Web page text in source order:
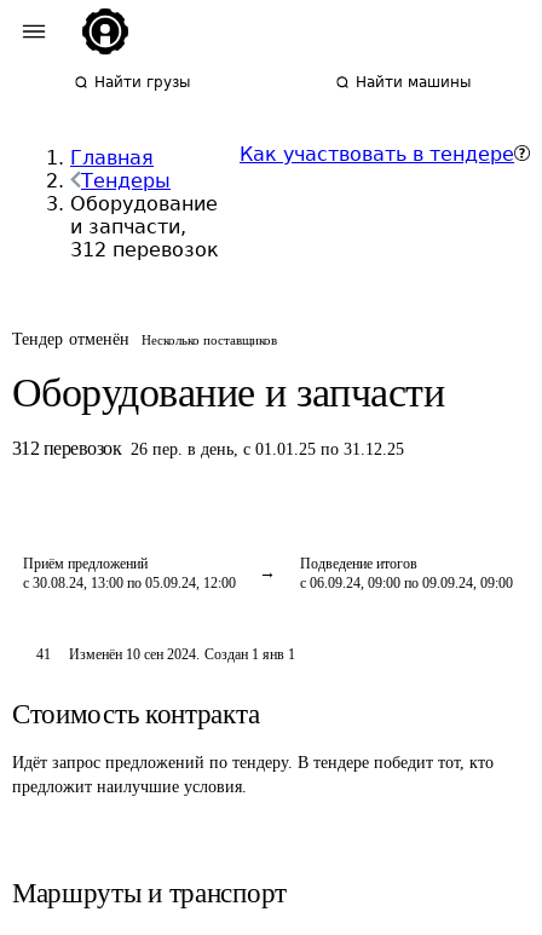
Найти грузы Найти машины
Главная
Тендеры
Оборудование
и запчасти,
312 перевозок
Как участвовать в тендере
Тендер отменён Несколько поставщиков
Оборудование и запчасти
312 перевозок 26 пер. в день,с 01.01.25 по 31.12.25
Приём предложений
с 30.08.24, 13:00 по 05.09.24, 12:00
Подведение итогов
с 06.09.24, 09:00 по 09.09.24, 09:00
41 Изменён 10 сен 2024. Создан 1 янв 1
Стоимость контракта
Идёт запрос предложений по тендеру. В тендере победит тот, кто
предложит наилучшие условия.
Маршруты и транспорт